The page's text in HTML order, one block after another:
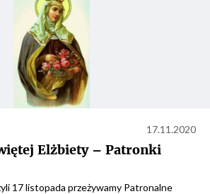
17.11.2020
Elżbiety – Patronki
17 listopada przeżywamy Patronalne